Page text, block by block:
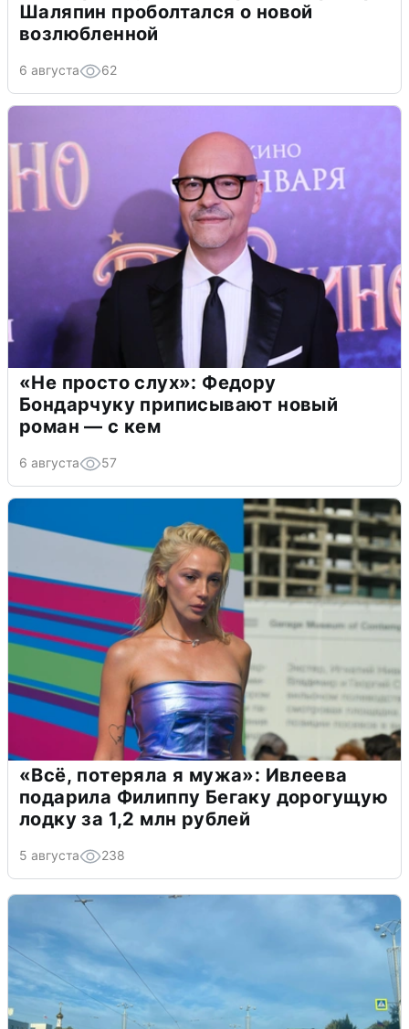
Шаляпин проболтался о новой
возлюбленной
6 августа 62
«Не просто слух»: Федору
Бондарчуку приписывают новый
роман — с кем
6 августа 57
«Всё, потеряла я мужа»: Ивлеева
подарила Филиппу Бегаку дорогущую
лодку за 1,2 млн рублей
5 августа 238